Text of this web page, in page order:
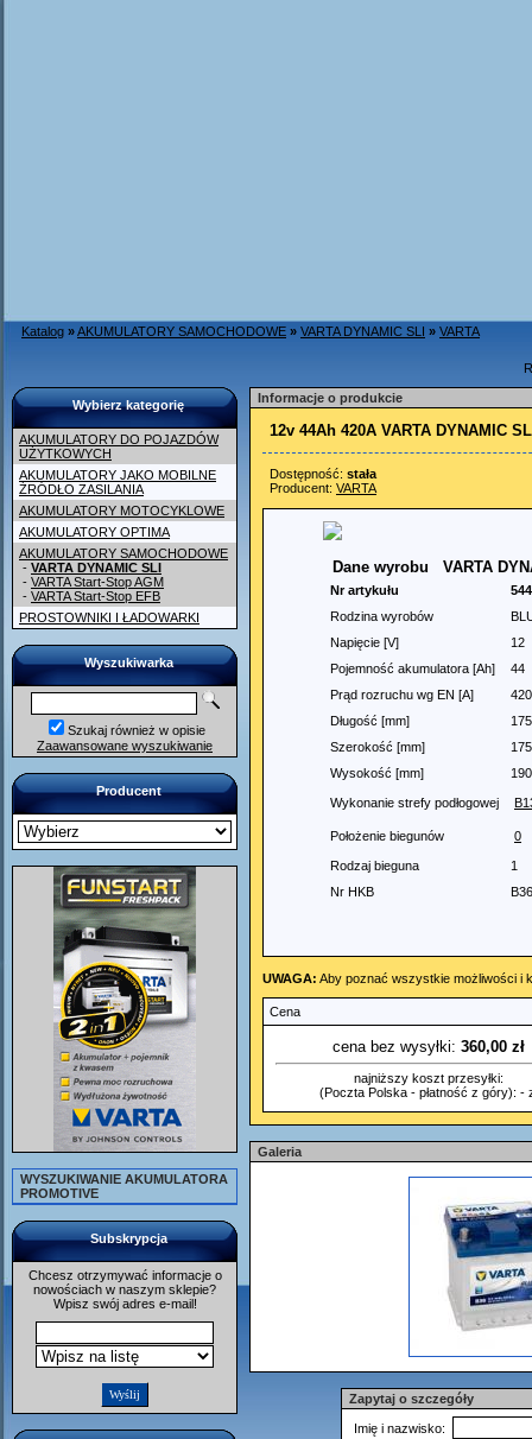
Katalog »AKUMULATORY SAMOCHODOWE » VARTA DYNAMIC SLI » VARTA
Wybierz kategorię
AKUMULATORY DO POJAZDÓW
UŻYTKOWYCH
AKUMULATORY JAKO MOBILNE
ŹRÓDŁO ZASILANIA
AKUMULATORY MOTOCYKLOWE
AKUMULATORY OPTIMA
AKUMULATORY SAMOCHODOWE
- VARTA DYNAMIC SLI
- VARTA Start-Stop AGM
- VARTA Start-Stop EFB
PROSTOWNIKI I ŁADOWARKI
Wyszukiwarka
Szukaj również w opisie
Zaawansowane wyszukiwanie
Producent
WYSZUKIWANIE AKUMULATORA
PROMOTIVE
Subskrypcja
Chcesz otrzymywać informacje o
nowościach w naszym sklepie?
Wpisz swój adres e-mail!
Informacje o produkcie
12v 44Ah 420A VARTA DYNAMIC
Dostępność: stała
Producent: VARTA
Dane wyrobu VARTA
Nr artykułu
Rodzina wyrobów
Napięcie [V]
12
Pojemność akumulatora [Ah]
44
Prąd rozruchu wg EN [A]
420
Długość [mm]
175
Szerokość [mm]
175
Wysokość [mm]
190
Wykonanie strefy podłogowej
Położenie biegunów 0
Rodzaj bieguna
1
Nr HKB
B36
UWAGA: Aby poznać wszystkie możliwości i
Cena
cena bez wysyłki: 360,00 zł
najniższy koszt przesyłki:
(Poczta Polska - płatność z góry): -
Galeria
Zapytaj o szczegóły
Imię i nazwisko: